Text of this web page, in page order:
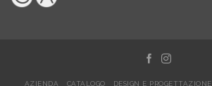
AZIENDA CATALOGO DESIGN E PROGETTAZIONE